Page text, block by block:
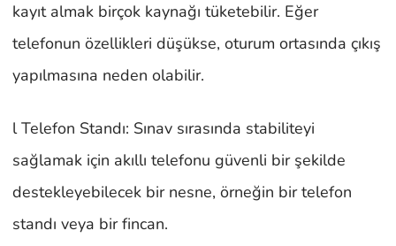
kayıt almak birçok kaynağı tüketebilir. Eğer
telefonun özellikleri düşükse, oturum ortasında çıkış
yapılmasına neden olabilir.
l Telefon Standı: Sınav sırasında stabiliteyi
sağlamak için akıllı telefonu güvenli bir şekilde
destekleyebilecek bir nesne, örneğin bir telefon
standı veya bir fincan.